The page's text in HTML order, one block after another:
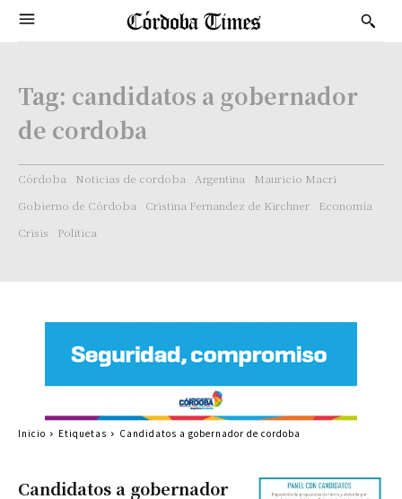
Tag: candidatos a gobernador
de cordoba
Córdoba Noticias de cordoba Argentina
Mauricio Macri
Gobierno de Córdoba
Cristina Fernandez de Kirchner
Economía
Crisis
Politica
Candidatos a gobernador
Inicio Etiquetas Candidatos a gobernador de cordoba